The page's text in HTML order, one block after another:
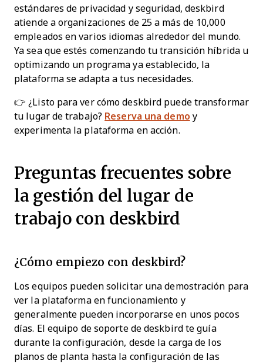
estándares de privacidad y seguridad, deskbird
atiende a organizaciones de 25 a más de 10,000
empleados en varios idiomas alrededor del mundo.
Ya sea que estés comenzando tu transición híbrida u
optimizando un programa ya establecido, la
plataforma se adapta a tus necesidades.
👉 ¿Listo para ver cómo deskbird puede transformar
tu lugar de trabajo? Reserva una demo y
experimenta la plataforma en acción.
Preguntas frecuentes sobre
la gestión del lugar de
trabajo con deskbird
¿Cómo empiezo con deskbird?
Los equipos pueden solicitar una demostración para
ver la plataforma en funcionamiento y
generalmente pueden incorporarse en unos pocos
días. El equipo de soporte de deskbird te guía
durante la configuración, desde la carga de los
planos de planta hasta la configuración de las